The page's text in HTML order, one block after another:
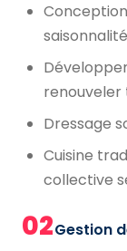
saisonnalité
Dressage
Cuisine
collective
02Gestion